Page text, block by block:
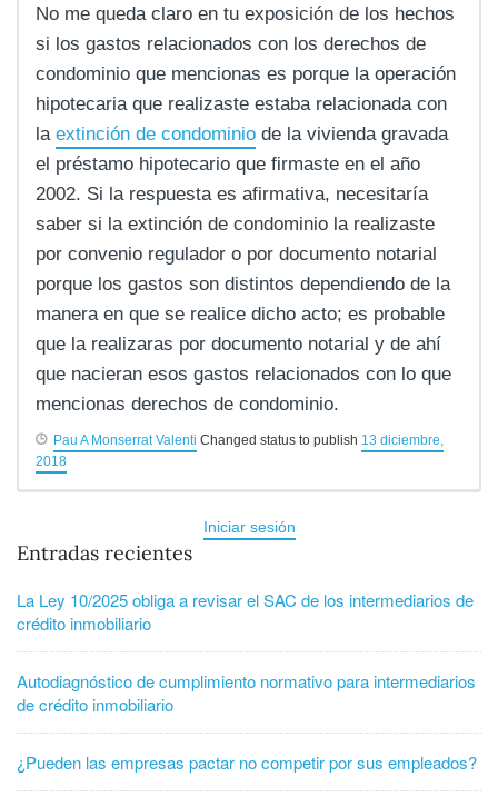
No me queda claro en tu exposición de los hechos
si los gastos relacionados con los derechos de
condominio que mencionas es porque la operación
hipotecaria que realizaste estaba relacionada con
la extinción de condominio de la vivienda gravada
el préstamo hipotecario que firmaste en el año
2002. Si la respuesta es afirmativa, necesitaría
saber si la extinción de condominio la realizaste
por convenio regulador o por documento notarial
porque los gastos son distintos dependiendo de la
manera en que se realice dicho acto; es probable
que la realizaras por documento notarial y de ahí
que nacieran esos gastos relacionados con lo que
mencionas derechos de condominio.
Pau A Monserrat Valenti Changed status to publish 13 diciembre,
2018
Iniciar sesión
Entradas recientes
La Ley 10/2025 obliga a revisar el SAC de los intermediarios de
crédito inmobiliario
Autodiagnóstico de cumplimiento normativo para intermediarios
de crédito inmobiliario
¿Pueden las empresas pactar no competir por sus empleados?